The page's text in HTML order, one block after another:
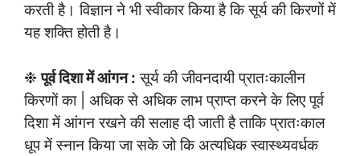
करती है। विज्ञान ने भी स्वीकार किया है कि सूर्य की किरणों में
यह शक्ति होती है।
❉पूर्व दिशा में आंगन : सूर्य की जीवनदायी प्रातःकालीन
किरणों का | अधिक से अधिक लाभ प्राप्त करने के लिए पूर्व
दिशा में आंगन रखने की सलाह दी जाती है ताकि प्रातःकाल
धूप में स्नान किया जा सके जो कि अत्यधिक स्वास्थ्यवर्धक